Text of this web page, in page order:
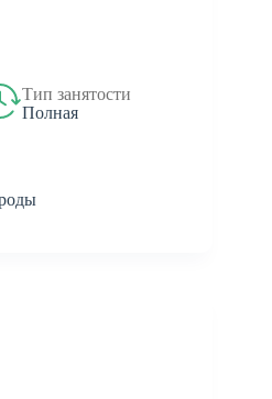
Тип занятости
Полная